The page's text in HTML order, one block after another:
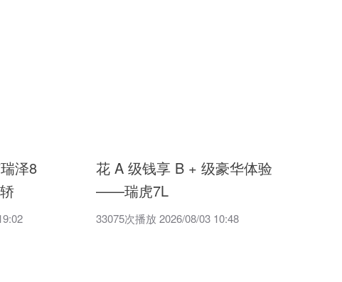
泽8
花 A 级钱享 B + 级豪华体验
——瑞虎7L
33075次播放 2026/08/03 10:48